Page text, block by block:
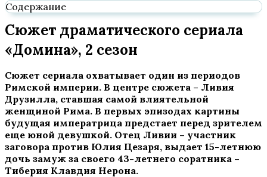
Содержание
Сюжет драматического сериала
«Домина», 2 сезон
Сюжет сериала охватывает один из периодов
Римской империи. В центре сюжета – Ливия
Друзилла, ставшая самой влиятельной
женщиной Рима. В первых эпизодах картины
будущая императрица предстает перед зрителем
еще юной девушкой. Отец Ливии – участник
заговора против Юлия Цезаря, выдает 15-летнюю
дочь замуж за своего 43-летнего соратника –
Тиберия Клавдия Нерона.